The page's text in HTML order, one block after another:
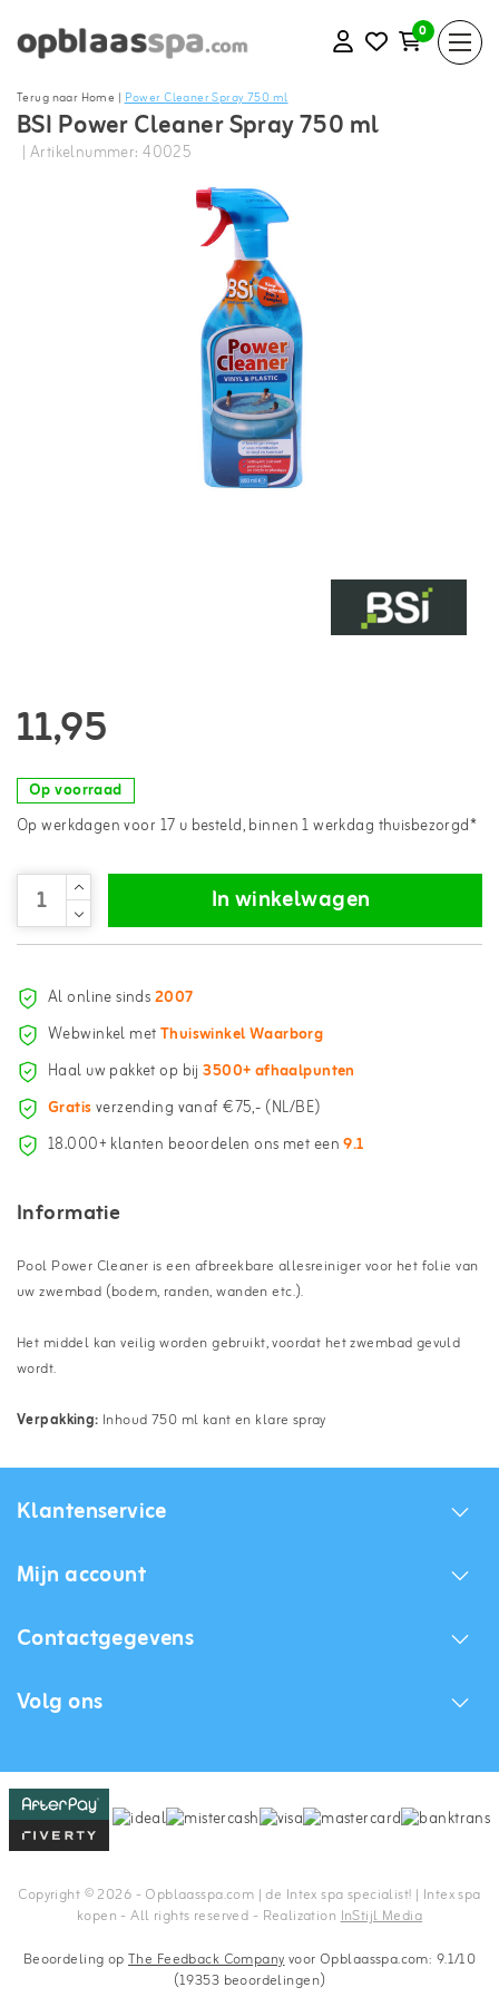
0
Terug naar Home |Power Cleaner Spray 750 ml
BSI Power Cleaner Spray 750 ml
| Artikelnummer: 40025
11,95
Op voorraad
Op werkdagen voor 17 u besteld, binnen 1 werkdag thuisbezorgd*
In winkelwagen
Al online sinds2007
Webwinkel metThuiswinkel Waarborg
Haal uw pakket op bij3500+ afhaalpunten
Gratisverzending vanaf €75,- (NL/BE)
18.000+ klanten beoordelen ons met een9.1
Informatie
Pool Power Cleaner is een afbreekbare allesreiniger voor het folie van
uw zwembad (bodem, randen, wanden etc.).
Het middel kan veilig worden gebruikt, voordat het zwembad gevuld
wordt.
Verpakking: Inhoud 750 ml kant en klare spray
Klantenservice
Mijn account
Contactgegevens
Volg ons
Copyright © 2026 - Opblaasspa.com | de Intex spa specialist! | Intex spa
kopen - All rights reserved - RealizationInStijl Media
Beoordeling opThe Feedback Companyvoor Opblaasspa.com: 9.1/10
(19353 beoordelingen)